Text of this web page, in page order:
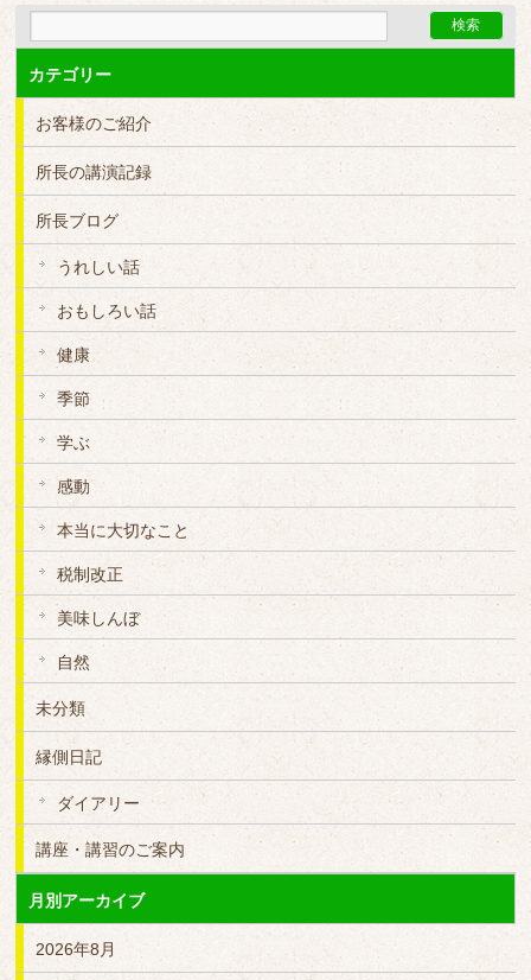
カテゴリー
お客様のご紹介
所長の講演記録
所長ブログ
うれしい話
おもしろい話
健康
季節
学ぶ
感動
本当に大切なこと
税制改正
美味しんぼ
自然
未分類
縁側日記
ダイアリー
講座・講習のご案内
月別アーカイブ
2026年8月